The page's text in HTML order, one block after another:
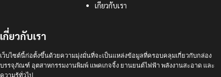
เกียวกับเรา
เกี่ยวกับเรา
เว็บไซต์นี้ก่อตั้งขึ้นด้วยความมุ่งมั่นที่จะเป็นแหล่งข้อมูลที่ครอบคลุมเกี่ยวกับกล่อง
บรรจุภัณฑ์ อุตสาหกรรมงานพิมพ์ แพคเกจจิ้ง ยานยนต์ไฟฟ้า พลังงานสะอาด และ
ความรู้ทั่วไป